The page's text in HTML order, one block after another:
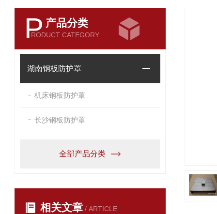
P 产品分类
RODUCT CATEGORY
湖南钢板防护罩
机床钢板防护罩
长沙钢板防护罩
全部产品分类
相关文章 / ARTICLE